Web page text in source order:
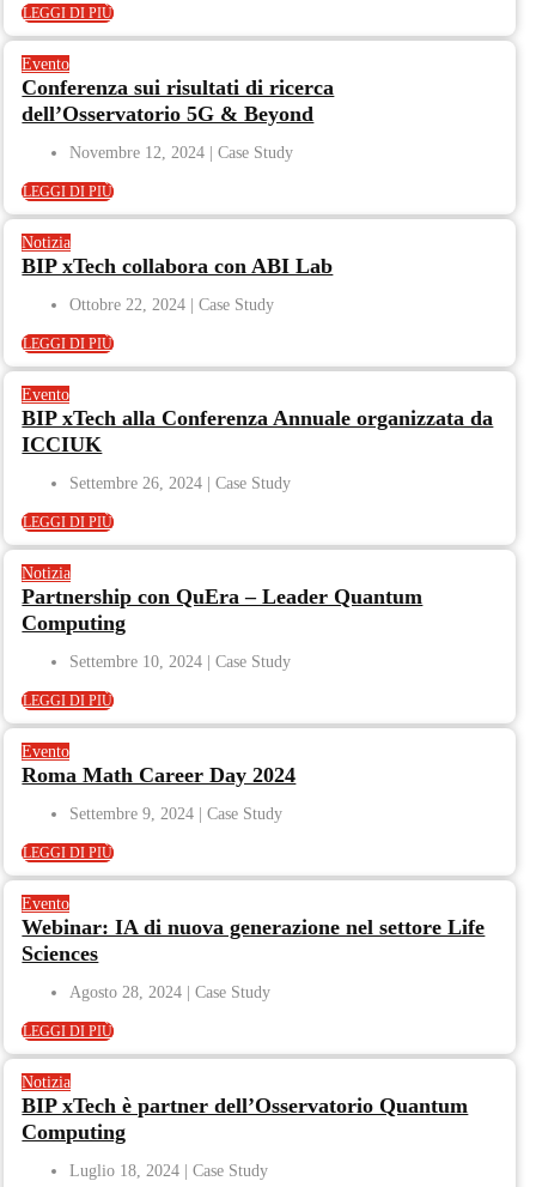
LEGGI DI PIÙ
Evento
Conferenza sui risultati di ricerca
dell’Osservatorio 5G & Beyond
Novembre 12, 2024
LEGGI DI PIÙ
Notizia
BIP xTech collabora con ABI Lab
Ottobre 22, 2024
LEGGI DI PIÙ
Evento
BIP xTech alla Conferenza Annuale organizzata da
ICCIUK
Settembre 26, 2024
LEGGI DI PIÙ
Notizia
Partnership con QuEra – Leader Quantum
Computing
Settembre 10, 2024
LEGGI DI PIÙ
Evento
Roma Math Career Day 2024
Settembre 9, 2024
LEGGI DI PIÙ
Evento
Webinar: IA di nuova generazione nel settore Life
Sciences
Agosto 28, 2024
LEGGI DI PIÙ
Notizia
BIP xTech è partner dell’Osservatorio Quantum
Computing
Luglio 18, 2024